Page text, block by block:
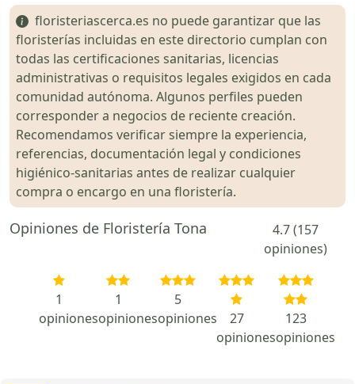
floristeriascerca.es no puede garantizar que las
floristerías incluidas en este directorio cumplan con
todas las certificaciones sanitarias, licencias
administrativas o requisitos legales exigidos en cada
comunidad autónoma. Algunos perfiles pueden
corresponder a negocios de reciente creación.
Recomendamos verificar siempre la experiencia,
referencias, documentación legal y condiciones
higiénico-sanitarias antes de realizar cualquier
compra o encargo en una floristería.
Opiniones de Floristería Tona
4.7 (157
opiniones)
1
opiniones
1
opiniones
5
opiniones
27
opiniones
123
opiniones